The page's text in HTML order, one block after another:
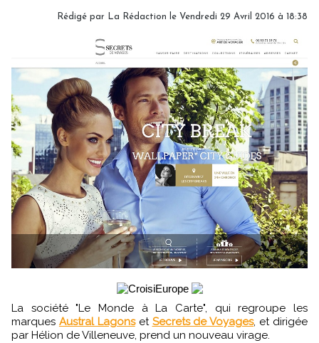
Rédigé par La Rédaction le Vendredi 29 Avril 2016 à 18:38
La société "Le Monde à La Carte", qui regroupe les
marques Austral Lagonset Secrets de Voyages, et dirigée
par Hélion de Villeneuve, prend un nouveau virage.